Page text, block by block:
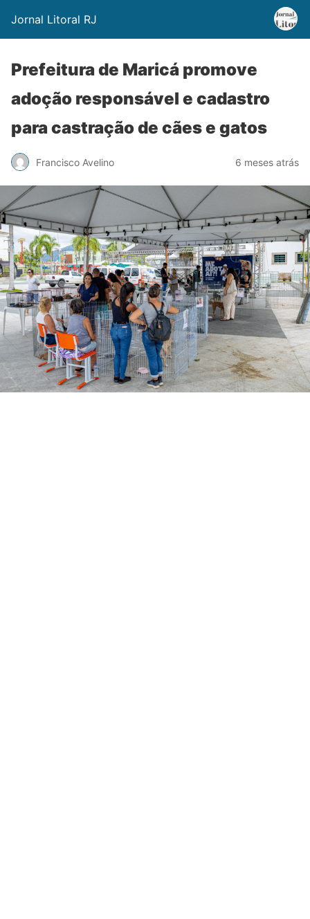
Jornal Litoral RJ
Prefeitura de Maricá promove
adoção responsável e cadastro
para castração de cães e gatos
Francisco Avelino 6 meses atrás